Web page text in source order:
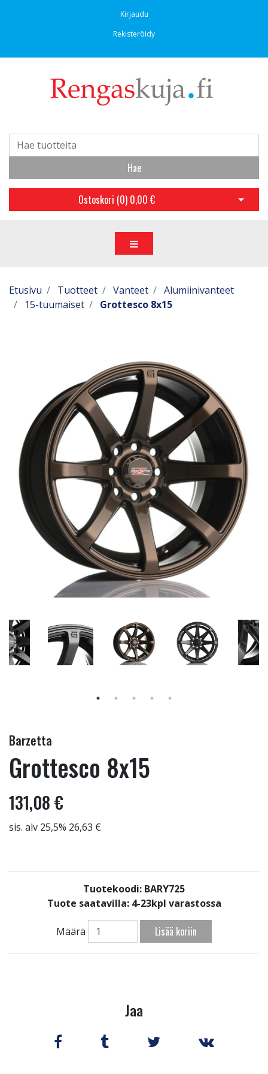
Kirjaudu
Rekisteröidy
Hae
Ostoskori (0) 0,00 € Avaa
Etusivu Tuotteet Vanteet
Alumiinivanteet
15-tuumaiset
Grottesco 8x15
Barzetta
Grottesco 8x15
131,08 €
sis. alv 25,5% 26,63 €
Tuotekoodi: BARY725
Tuote saatavilla: 4-23kpl varastossa
Määrä Lisää koriin
Jaa